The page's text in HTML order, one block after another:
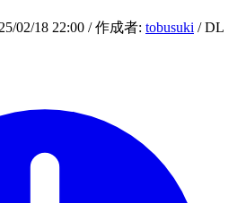
02/18 22:00 / 作成者: tobusuki / DL